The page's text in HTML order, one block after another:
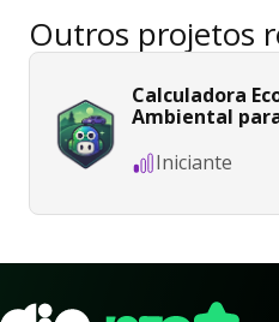
Outros projetos
Calculadora
Ambiental
Iniciante